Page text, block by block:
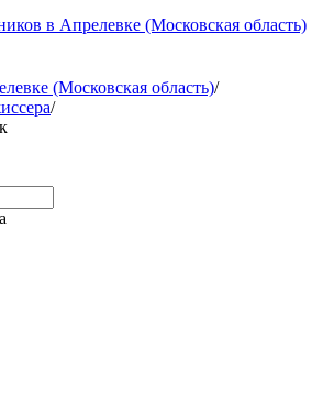
в Апрелевке (Московская область)
(Московская область)/
/